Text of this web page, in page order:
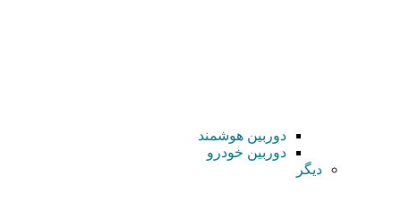
دوربین هوشمند
دوربین خودرو
دیگر